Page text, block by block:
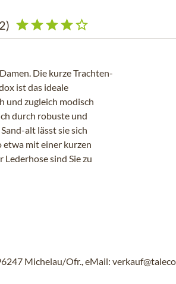
Die kurze Trachten-
ist das ideale
und zugleich modisch
durch robuste und
alt lässt sie sich
mit einer kurzen
sind Sie zu
Michelau/Ofr., eMail: